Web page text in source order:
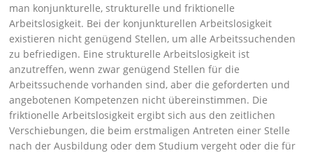
man konjunkturelle, strukturelle und friktionelle
Arbeitslosigkeit. Bei der konjunkturellen Arbeitslosigkeit
existieren nicht genügend Stellen, um alle Arbeitssuchenden
zu befriedigen. Eine strukturelle Arbeitslosigkeit ist
anzutreffen, wenn zwar genügend Stellen für die
Arbeitssuchende vorhanden sind, aber die geforderten und
angebotenen Kompetenzen nicht übereinstimmen. Die
friktionelle Arbeitslosigkeit ergibt sich aus den zeitlichen
Verschiebungen, die beim erstmaligen Antreten einer Stelle
nach der Ausbildung oder dem Studium vergeht oder die für